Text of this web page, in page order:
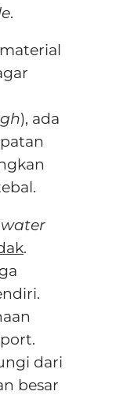
.
), ada
.
water
.
dari
besar